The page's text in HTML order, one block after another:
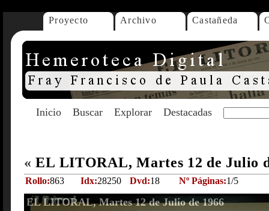
Proyecto Archivo Castañeda
Inicio Buscar Explorar Destacadas
« EL LITORAL, Martes 12 de Julio
Rollo:863 Idx:28250 Dvd:18 Nº Páginas:1/5
EL LITORAL, Martes 12 de Julio de 1966